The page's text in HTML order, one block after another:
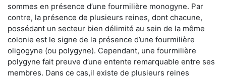
sommes en présence d’une fourmilière monogyne. Par
contre, la présence de plusieurs reines, dont chacune,
possédant un secteur bien délimité au sein de la même
colonie est le signe de la présence d’une fourmilière
oligogyne (ou polygyne). Cependant, une fourmilière
polygyne fait preuve d’une entente remarquable entre ses
membres. Dans ce cas,il existe de plusieurs reines